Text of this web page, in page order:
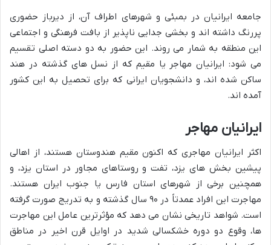
جامعه ایرانیان در بمبئی و شهرهای اطراف آن، از دیرباز حضوری
پررنگ داشته اند و بخشی جدایی ناپذیر از بافت فرهنگی و اجتماعی
این منطقه به شمار می روند. این حضور به دو دسته اصلی تقسیم
می شود: ایرانیان مهاجر یا مقیم که از نسل های گذشته در هند
ساکن شده اند، و دانشجویان ایرانی که برای تحصیل به این کشور
آمده اند.
ایرانیان مهاجر
اکثر ایرانیان مهاجری که اکنون مقیم هندوستان هستند، از اهالی
پیشین بخش های یزد، تفت و روستاهای مجاور در استان یزد، و
همچنین برخی از شهرهای استان فارس یا جنوب ایران هستند.
مهاجرت این افراد عمدتاً در ۹۰ سال گذشته و به تدریج صورت گرفته
است. شواهد تاریخی نشان می دهد که مؤثرترین عامل این مهاجرت
ها، وقوع دو دوره خشکسالی شدید در اوایل قرن اخیر در مناطق